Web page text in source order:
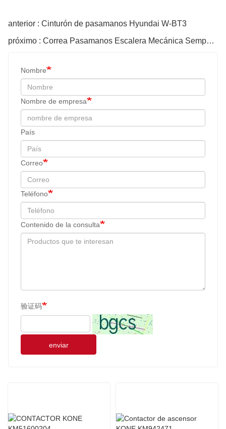
anterior : Cinturón de pasamanos Hyundai W-BT3
próximo : Correa Pasamanos Escalera Mecánica Semperit SDS/1699-SW
Nombre
Nombre de empresa
País
Correo
Teléfono
Contenido de la consulta
验证码
enviar